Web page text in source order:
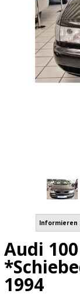
Informieren
Audi
1994